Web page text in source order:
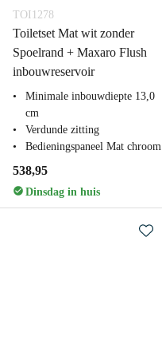
TOI1278
Toiletset Mat wit zonder
Spoelrand + Maxaro Flush
inbouwreservoir
Minimale inbouwdiepte 13,0
cm
Verdunde zitting
Bedieningspaneel Mat chroom
538,95
Dinsdag in huis